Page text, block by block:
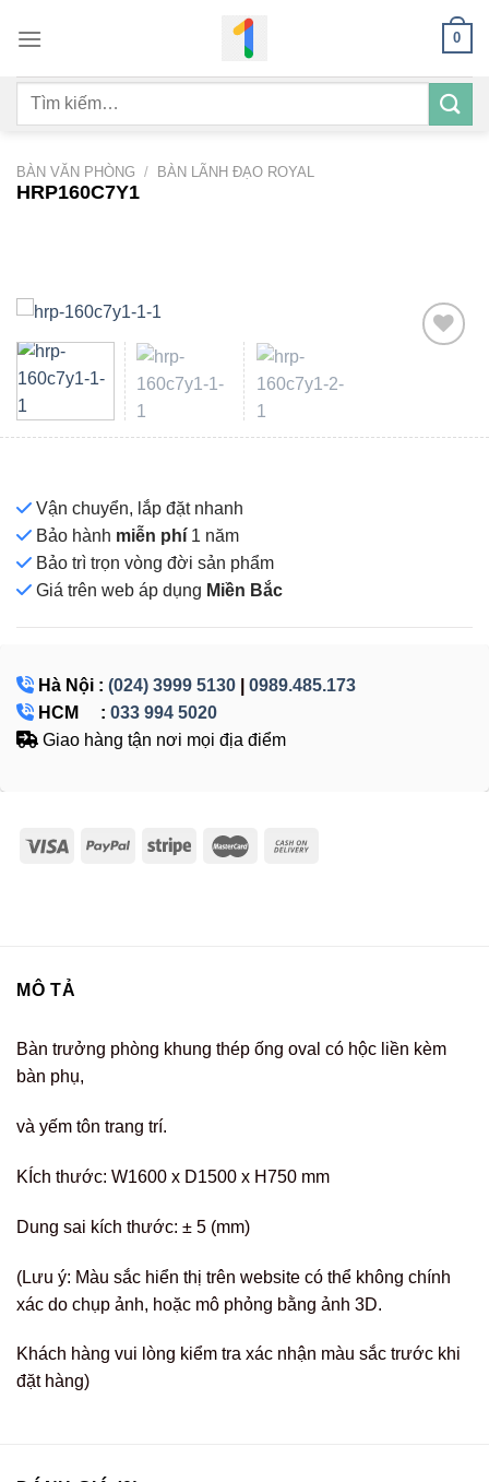
qua
dung
0
Tìm
BÀN VĂN PHÒNG / BÀN LÃNH ĐẠO ROYAL
HRP160C7Y1
Vận chuyển, lắp đặt nhanh
Bảo hành miễn phí 1 năm
Bảo trì trọn vòng đời sản phẩm
Giá trên web áp dụng Miền Bắc
Hà Nội : (024) 3999 5130
0989.485.173
HCM : 033 994 5020
Giao hàng tận nơi mọi địa điểm
MÔ TẢ
Bàn trưởng phòng khung thép ống oval có hộc liền kèm
bàn phụ,
và yếm tôn trang trí.
KÍch thước: W1600 x D1500 x H750 mm
Dung sai kích thước: ± 5 (mm)
(Lưu ý: Màu sắc hiển thị trên website có thể không chính
xác do chụp ảnh, hoặc mô phỏng bằng ảnh 3D.
Khách hàng vui lòng kiểm tra xác nhận màu sắc trước khi
đặt hàng)